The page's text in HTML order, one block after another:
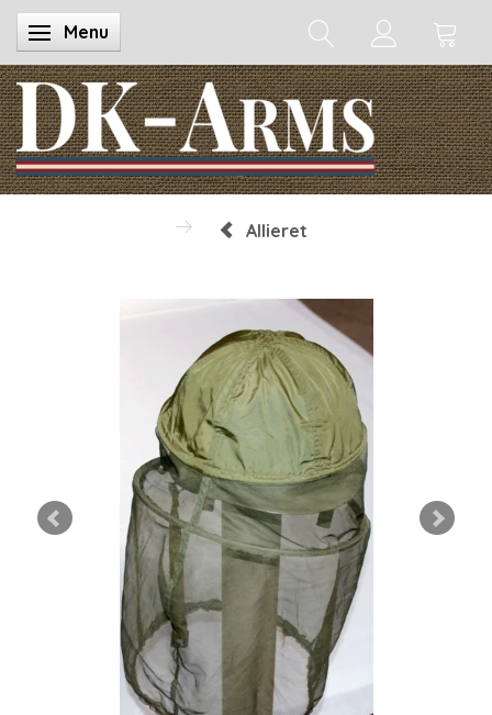
Skifte navigation
Menu
Allieret